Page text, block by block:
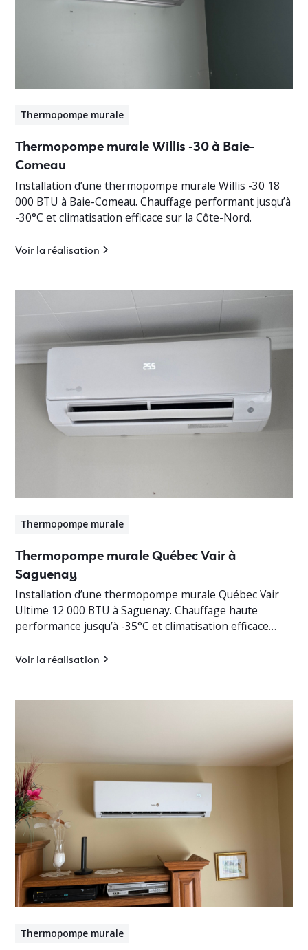
Thermopompe murale
Thermopompe murale Willis -30 à Baie-
Comeau
Installation d’une thermopompe murale Willis -30 18
000 BTU à Baie-Comeau. Chauffage performant jusqu’à
-30°C et climatisation efficace sur la Côte-Nord.
Voir la réalisation
Thermopompe murale
Thermopompe murale Québec Vair à
Saguenay
Installation d’une thermopompe murale Québec Vair
Ultime 12 000 BTU à Saguenay. Chauffage haute
performance jusqu’à -35°C et climatisation efficace
Voir la réalisation
Thermopompe murale